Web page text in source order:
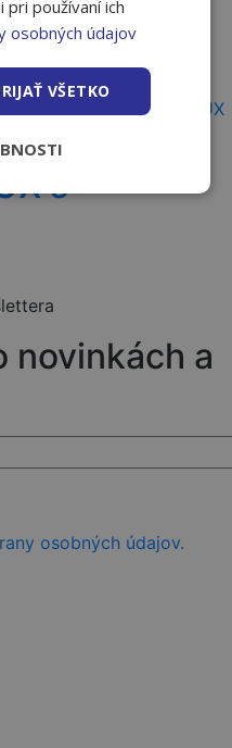
s
novinkách a
osobných údajov.
používaní ich
osobných údajov
VŠETKO